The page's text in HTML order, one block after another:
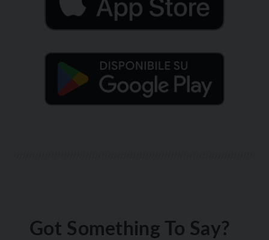
Got Something To Say?